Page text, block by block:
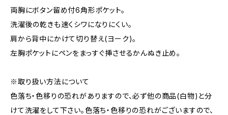
両胸にボタン留め付6角形ポケット。
洗濯後の乾きも速くシワになりにくい。
肩から背中にかけて切り替え(ヨーク)。
左胸ポケットにペンをまっすぐ挿させるかんぬき止め。
※取り扱い方法について
色落ち・色移りの恐れがありますので、必ず他の商品(白物)と分
けて洗濯をして下さい。色落ち・色移りの恐れがございますので、